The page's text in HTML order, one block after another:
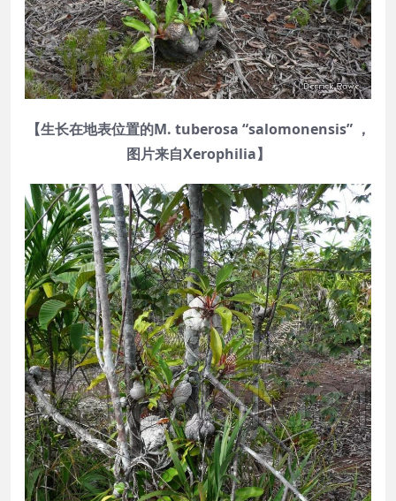
【生长在地表位置的M. tuberosa “salomonensis” ，
图片来自Xerophilia】